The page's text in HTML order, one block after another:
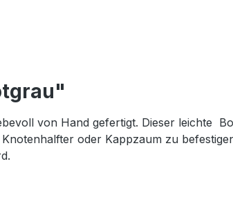
von Hand gefertigt. Dieser leichte
oder Kappzaum zu